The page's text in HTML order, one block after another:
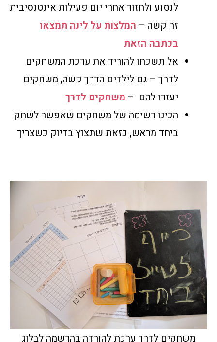
לנסוע ולחזור אחרי יום פעילות אינטנסיבית
זה קשה – המלצות על לינה תמצאו
בכתבה הזאת
אל תשכחו להוריד את ערכת המשחקים
לדרך – גם לילדים הדרך קשה, משחקים
יעזרו להם – משחקים לדרך
הכינו רשימה של משחקים שאפשר לשחק
ביחד מראש, כזאת שתצוץ בדיוק כשצריך
משחקים לדרך ערכת להורדה בהרשמה לבלוג